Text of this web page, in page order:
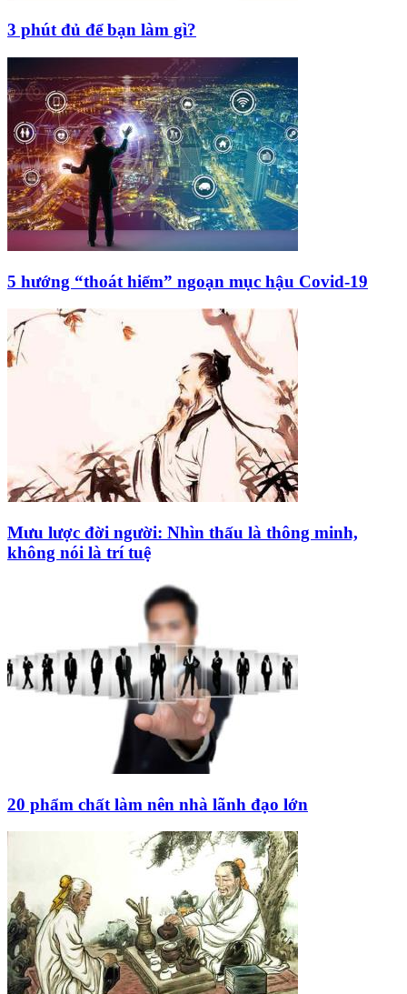
3 phút đủ để bạn làm gì?
5 hướng “thoát hiểm” ngoạn mục hậu Covid-19
Mưu lược đời người: Nhìn thấu là thông minh,
không nói là trí tuệ
20 phẩm chất làm nên nhà lãnh đạo lớn